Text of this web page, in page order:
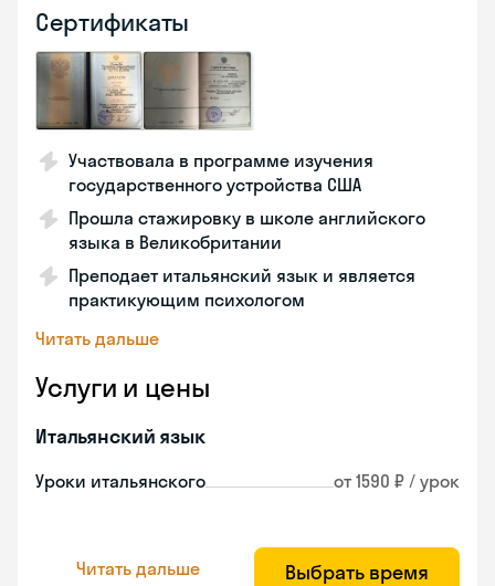
Сертификаты
Участвовала в программе изучения
государственного устройства США
Прошла стажировку в школе английского
языка в Великобритании
Преподает итальянский язык и является
практикующим психологом
Читать дальше
Услуги и цены
Итальянский язык
Уроки итальянского от 1590 ₽ / урок
Читать дальше Выбрать время